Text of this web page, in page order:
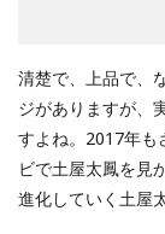
清楚で、上品で、
ジがありますが、
すよね。2017年も
ビで土屋太鳳を見
進化していく土屋